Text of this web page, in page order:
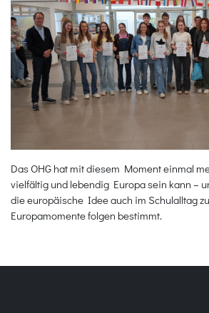
Das OHG hat mit diesem Moment einmal
vielfältig und lebendig Europa sein kann –
die europäische Idee auch im Schulalltag
Europamomente folgen bestimmt.